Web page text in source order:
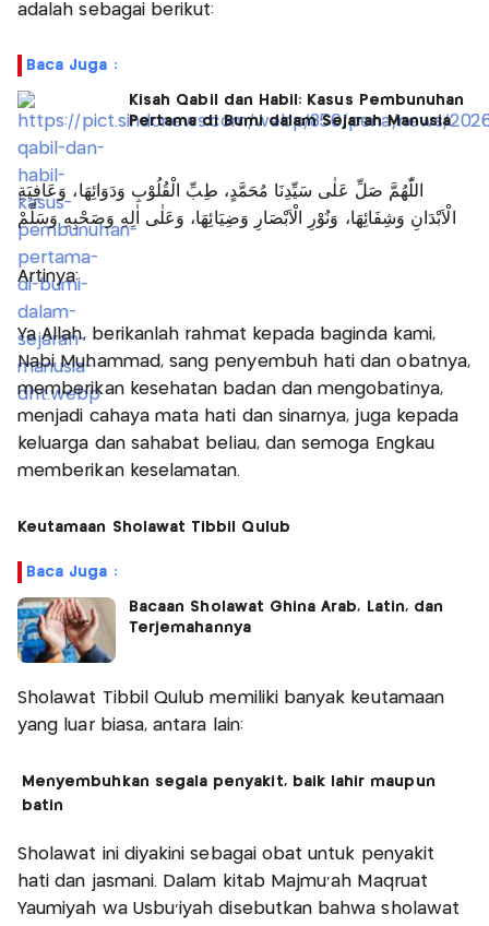
adalah sebagai berikut:
Baca Juga :
Kisah Qabil dan Habil: Kasus Pembunuhan
Pertama di Bumi dalam Sejarah Manusia
اللّٰهُمَّ صَلِّ عَلٰى سَيِّدِنَا مُحَمَّدٍ، طِبِّ الْقُلُوْبِ وَدَوَائِهَا، وَعَافِيَةِ
الْاَبْدَانِ وَشِفَائِهَا، وَنُوْرِ الْاَبْصَارِ وَضِيَائِهَا، وَعَلٰى اٰلِهِ وَصَحْبِهِ وَسَلِّمْ
Artinya:
Ya Allah, berikanlah rahmat kepada baginda kami,
Nabi Muhammad, sang penyembuh hati dan obatnya,
memberikan kesehatan badan dan mengobatinya,
menjadi cahaya mata hati dan sinarnya, juga kepada
keluarga dan sahabat beliau, dan semoga Engkau
memberikan keselamatan.
Keutamaan Sholawat Tibbil Qulub
Baca Juga :
Bacaan Sholawat Ghina Arab, Latin, dan
Terjemahannya
Sholawat Tibbil Qulub memiliki banyak keutamaan
yang luar biasa, antara lain:
Menyembuhkan segala penyakit, baik lahir maupun
batin
Sholawat ini diyakini sebagai obat untuk penyakit
hati dan jasmani. Dalam kitab Majmu’ah Maqruat
Yaumiyah wa Usbu’iyah disebutkan bahwa sholawat